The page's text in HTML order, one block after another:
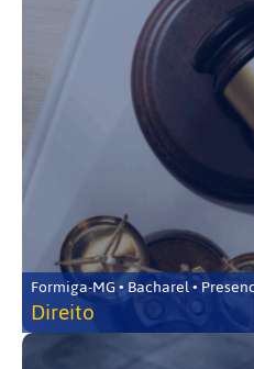
Formiga-MG • Bacharel •
Direito